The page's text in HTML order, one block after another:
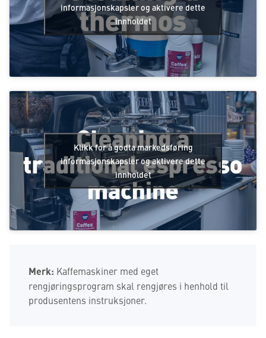
informasjonskapsler og aktivere dette
innholdet
Klikk for å godta markedsføring
informasjonskapsler og aktivere dette
innholdet
Merk: Kaffemaskiner med eget
rengjøringsprogram skal rengjøres i henhold til
produsentens instruksjoner.